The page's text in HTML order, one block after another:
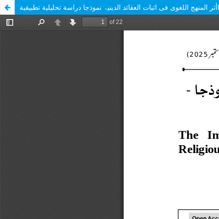
اأثر المنھج اللغوی فی اثبات العقائد الدینیۃ نموذجا دراسة تحليلية تطبيقية